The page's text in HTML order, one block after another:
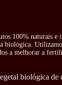
100% naturais e
a melhorar a
biológica de